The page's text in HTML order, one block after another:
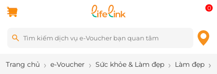
0
Trang chủ e-Voucher Sức khỏe & Làm đẹp Làm đẹp